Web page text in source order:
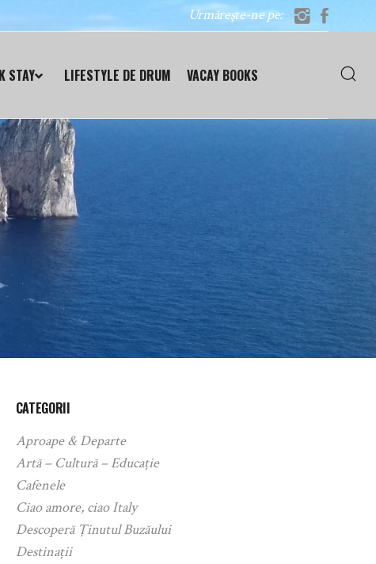
Urmărește-ne pe:
STAY LIFESTYLE DE DRUM VACAY BOOKS
CATEGORII
Aproape & Departe
Artă – Cultură – Educație
Cafenele
Ciao amore, ciao Italy
Descoperă Ținutul Buzăului
Destinații